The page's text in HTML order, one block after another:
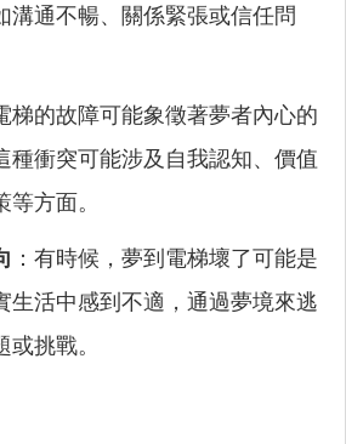
溝通不暢、關係緊張或信任問
梯的故障可能象徵著夢者內心的
種衝突可能涉及自我認知、價值
方面。
：有時候，夢到電梯壞了可能是
生活中感到不適，通過夢境來逃
挑戰。